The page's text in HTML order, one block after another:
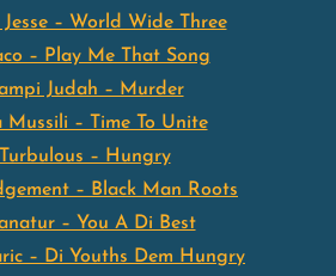
– World Wide Three
– Play Me That Song
Judah – Murder
Mussili – Time To Unite
– Hungry
– Black Man Roots
– You A Di Best
– Di Youths Dem Hungry